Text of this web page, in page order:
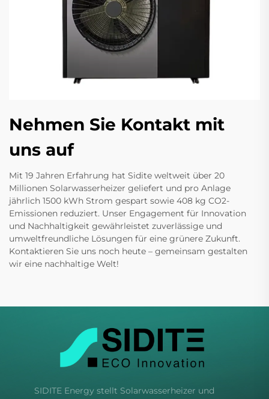
Nehmen Sie Kontakt mit
uns auf
Mit 19 Jahren Erfahrung hat Sidite weltweit über 20
Millionen Solarwasserheizer geliefert und pro Anlage
jährlich 1500 kWh Strom gespart sowie 408 kg CO2-
Emissionen reduziert. Unser Engagement für Innovation
und Nachhaltigkeit gewährleistet zuverlässige und
umweltfreundliche Lösungen für eine grünere Zukunft.
Kontaktieren Sie uns noch heute – gemeinsam gestalten
wir eine nachhaltige Welt!
SIDITE Energy stellt Solarwasserheizer und